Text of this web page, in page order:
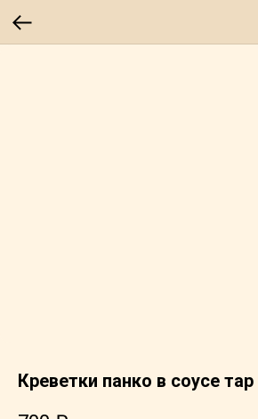
Креветки панко в соусе тар